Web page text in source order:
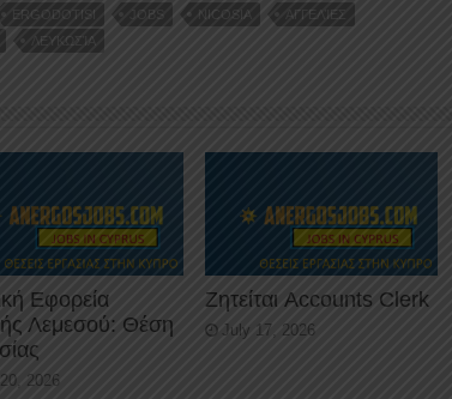
ERGODOTISI JOBS NICOSIA
ΑΓΓΕΛΊΕΣ
ΛΕΥΚΩΣΊΑ
Εφορεία
Λεμεσού: Θέση
2026
Ζητείται Accounts Clerk
July 17, 2026